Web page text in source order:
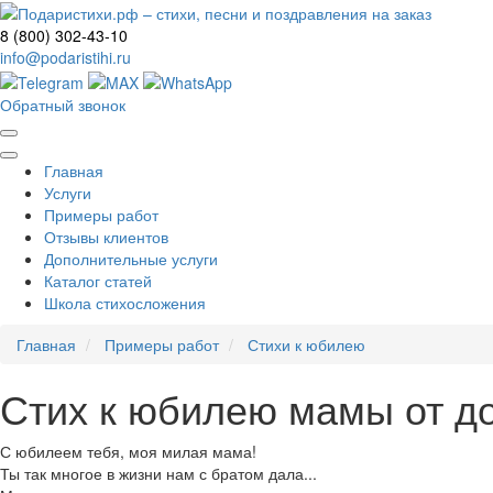
8 (800) 302-43-10
info@podaristihi.ru
Обратный звонок
Главная
Услуги
Примеры работ
Отзывы клиентов
Дополнительные услуги
Каталог статей
Школа стихосложения
Главная
Примеры работ Стихи к юбилею
Стих к юбилею мамы от
С юбилеем тебя, моя милая мама!
Ты так многое в жизни нам с братом дала...